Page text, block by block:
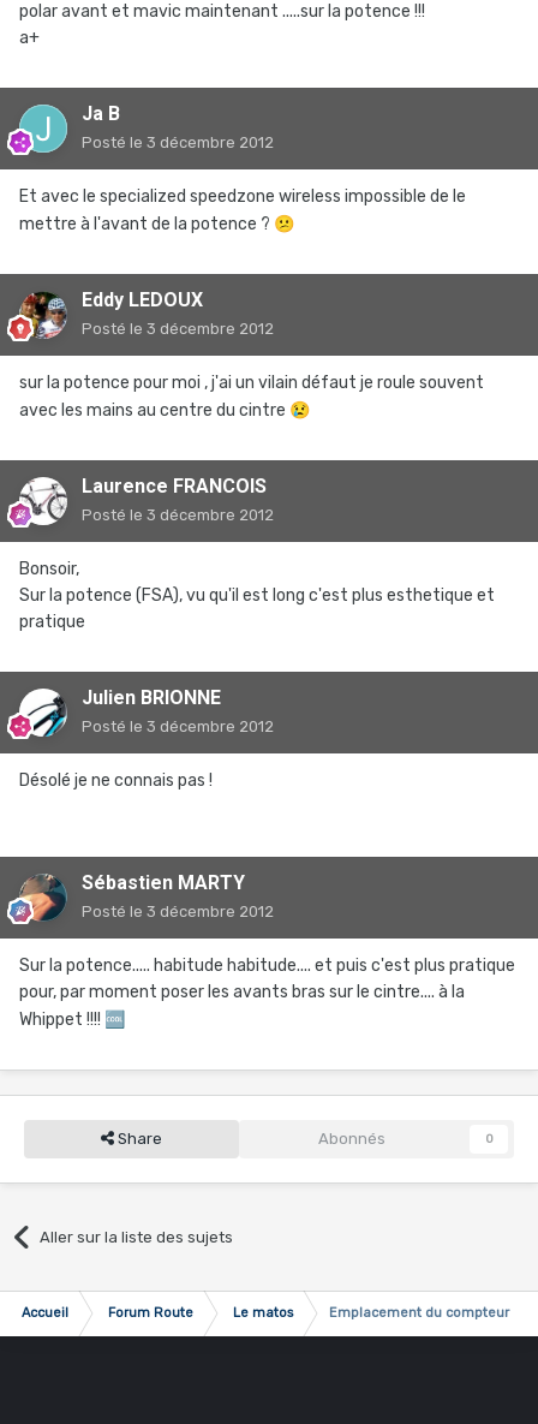
polar avant et mavic maintenant .....sur la potence !!!
a+
Ja B
Posté le 3 décembre 2012
Et avec le specialized speedzone wireless impossible de le
mettre à l'avant de la potence ? 😕
Eddy LEDOUX
Posté le 3 décembre 2012
sur la potence pour moi , j'ai un vilain défaut je roule souvent
avec les mains au centre du cintre 😢
Laurence FRANCOIS
Posté le 3 décembre 2012
Bonsoir,
Sur la potence (FSA), vu qu'il est long c'est plus esthetique et
pratique
Julien BRIONNE
Posté le 3 décembre 2012
Désolé je ne connais pas !
Sébastien MARTY
Posté le 3 décembre 2012
Sur la potence..... habitude habitude.... et puis c'est plus pratique
pour, par moment poser les avants bras sur le cintre.... à la
Whippet !!!! 🆒
Share Abonnés 0
Aller sur la liste des sujets
Accueil Forum Route Le matos Emplacement du compteur